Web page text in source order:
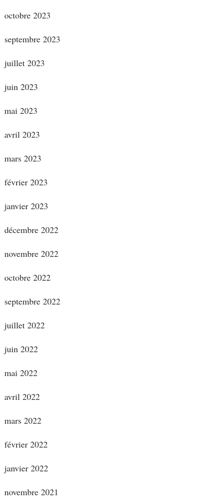
octobre 2023
septembre 2023
juillet 2023
juin 2023
mai 2023
avril 2023
mars 2023
février 2023
janvier 2023
décembre 2022
novembre 2022
octobre 2022
septembre 2022
juillet 2022
juin 2022
mai 2022
avril 2022
mars 2022
février 2022
janvier 2022
novembre 2021